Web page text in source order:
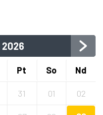
2026
Pt So Nd
31 01 02